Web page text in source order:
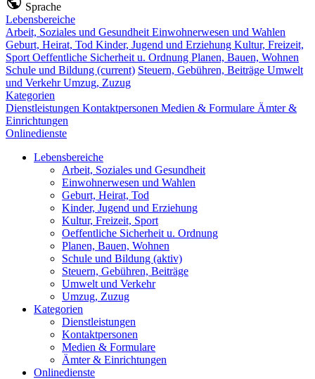
Sprache
Lebensbereiche
Arbeit, Soziales und Gesundheit Einwohnerwesen und Wahlen
Geburt, Heirat, Tod Kinder, Jugend und Erziehung Kultur, Freizeit,
Sport Oeffentliche Sicherheit u. Ordnung Planen, Bauen, Wohnen
Schule und Bildung (current) Steuern, Gebühren, Beiträge Umwelt
und VerkehrUmzug, Zuzug
Kategorien
Dienstleistungen Kontaktpersonen Medien & Formulare Ämter &
Einrichtungen
Onlinedienste
Lebensbereiche
Arbeit, Soziales und Gesundheit
Einwohnerwesen und Wahlen
Geburt, Heirat, Tod
Kinder, Jugend und Erziehung
Kultur, Freizeit, Sport
Oeffentliche Sicherheit u. Ordnung
Planen, Bauen, Wohnen
Schule und Bildung (aktiv)
Steuern, Gebühren, Beiträge
Umwelt und Verkehr
Umzug, Zuzug
Kategorien
Dienstleistungen
Kontaktpersonen
Medien & Formulare
Ämter & Einrichtungen
Onlinedienste